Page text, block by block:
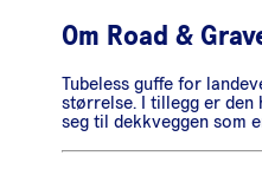
Om Road &
Tubeless guffe for
størrelse. I tillegg er
seg til dekkveggen som